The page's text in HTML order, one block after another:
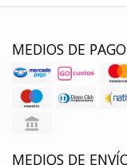
MEDIOS DE PAGO
MEDIOS DE